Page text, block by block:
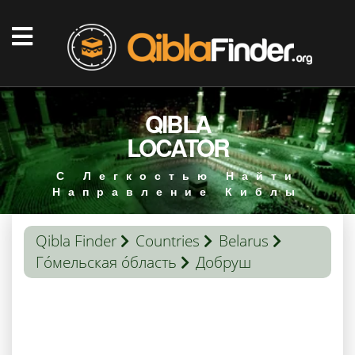
QIBLA
LOCATOR
С Легкостью Найти
Направление Киблы
Qibla Finder Countries
Belarus
Го́мельская о́бласть
Добруш